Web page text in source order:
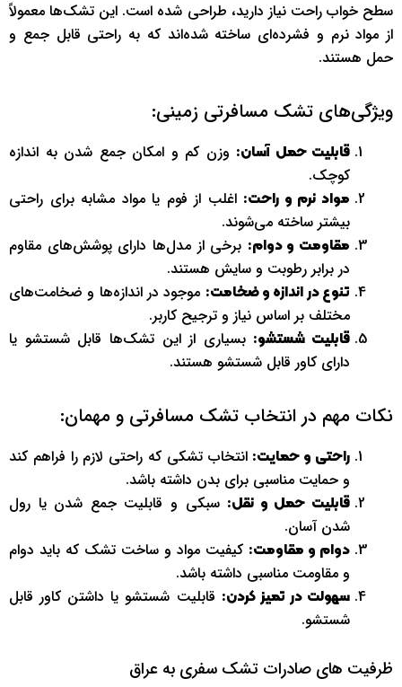
سطح خواب راحت نیاز دارید، طراحی شده است. این تشک‌ها معمولاً
از مواد نرم و فشرده‌ای ساخته شده‌اند که به راحتی قابل جمع و
حمل هستند.
ویژگی‌های تشک مسافرتی زمینی:
قابلیت حمل آسان: وزن کم و امکان جمع شدن به اندازه
کوچک.
مواد نرم و راحت: اغلب از فوم یا مواد مشابه برای راحتی
بیشتر ساخته می‌شوند.
مقاومت و دوام: برخی از مدل‌ها دارای پوشش‌های مقاوم
در برابر رطوبت و سایش هستند.
تنوع در اندازه و ضخامت: موجود در اندازه‌ها و ضخامت‌های
مختلف بر اساس نیاز و ترجیح کاربر.
قابلیت شستشو: بسیاری از این تشک‌ها قابل شستشو یا
دارای کاور قابل شستشو هستند.
نکات مهم در انتخاب تشک مسافرتی و مهمان:
راحتی و حمایت: انتخاب تشکی که راحتی لازم را فراهم کند
و حمایت مناسبی برای بدن داشته باشد.
قابلیت حمل و نقل: سبکی و قابلیت جمع شدن یا رول
شدن آسان.
دوام و مقاومت: کیفیت مواد و ساخت تشک که باید دوام
و مقاومت مناسبی داشته باشد.
سهولت در تمیز کردن: قابلیت شستشو یا داشتن کاور قابل
شستشو.
ظرفیت های صادرات تشک سفری به عراق